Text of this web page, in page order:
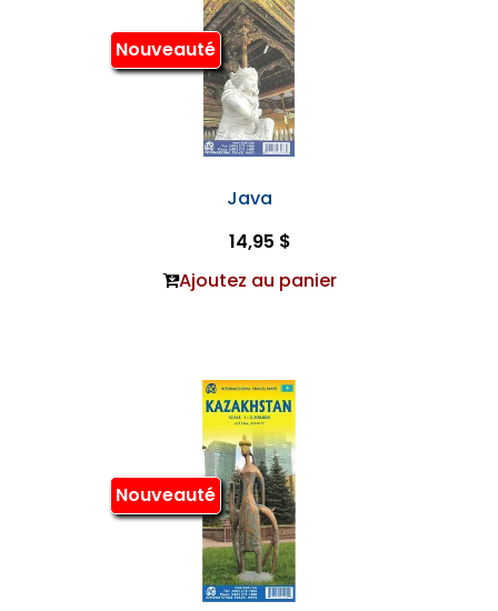
Nouveauté
Java
14,95 $
Ajoutez au panier
Nouveauté